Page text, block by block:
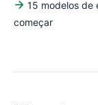
15 modelos de
começar